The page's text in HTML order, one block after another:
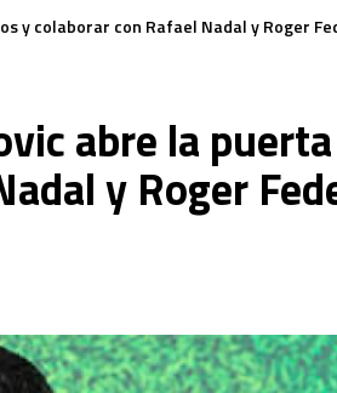
y colaborar con Rafael Nadal y Roger
abre la
y Roger